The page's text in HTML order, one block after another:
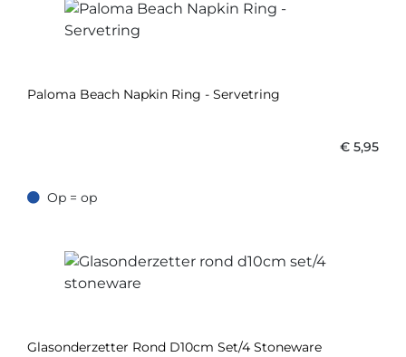
Paloma Beach Napkin Ring - Servetring
€ 5,95
Op = op
Op = op
Glasonderzetter Rond D10cm Set/4 Stoneware